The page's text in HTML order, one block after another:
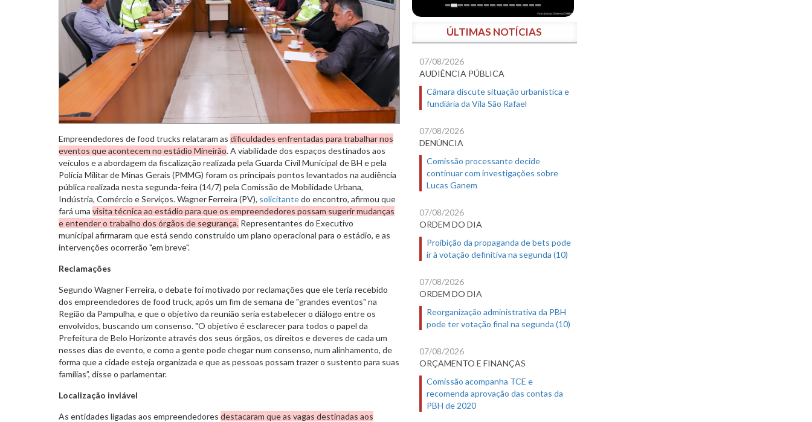
Empreendedores de food trucks relataram as dificuldades enfrentadas para trabalhar nos
eventos que acontecem no estádio Mineirão. A viabilidade dos espaços destinados aos
veículos e a abordagem da fiscalização realizada pela Guarda Civil Municipal de BH e pela
Polícia Militar de Minas Gerais (PMMG) foram os principais pontos levantados na audiência
pública realizada nesta segunda-feira (14/7) pela Comissão de Mobilidade Urbana,
Indústria, Comércio e Serviços. Wagner Ferreira (PV), solicitantedo encontro, afirmou que
fará uma visita técnica ao estádio para que os empreendedores possam sugerir mudanças
e entender o trabalho dos órgãos de segurança. Representantes do Executivo
municipal afirmaram que está sendo construído um plano operacional para o estádio, e as
intervenções ocorrerão "em breve".
Reclamações
Segundo Wagner Ferreira, o debate foi motivado por reclamações que ele teria recebido
dos empreendedores de food truck, após um fim de semana de "grandes eventos" na
Região da Pampulha, e que o objetivo da reunião seria estabelecer o diálogo entre os
envolvidos, buscando um consenso. "O objetivo é esclarecer para todos o papel da
Prefeitura de Belo Horizonte através dos seus órgãos, os direitos e deveres de cada um
nesses dias de evento, e como a gente pode chegar num consenso, num alinhamento, de
forma que a cidade esteja organizada e que as pessoas possam trazer o sustento para suas
famílias”, disse o parlamentar.
Localização inviável
As entidades ligadas aos empreendedores destacaram que as vagas destinadas aos
ÚLTIMAS NOTÍCIAS
07/08/2026
AUDIÊNCIA PÚBLICA
Câmara discute situação urbanística e
fundiária da Vila São Rafael
07/08/2026
DENÚNCIA
Comissão processante decide
continuar com investigações sobre
Lucas Ganem
07/08/2026
ORDEM DO DIA
Proibição da propaganda de bets pode
ir à votação definitiva na segunda (10)
07/08/2026
ORDEM DO DIA
Reorganização administrativa da PBH
pode ter votação final na segunda (10)
07/08/2026
ORÇAMENTO E FINANÇAS
Comissão acompanha TCE e
recomenda aprovação das contas da
PBH de 2020